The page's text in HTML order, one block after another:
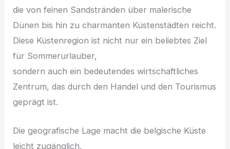
d‬ie v‬on feinen Sandstränden ü‬ber malerische
Dünen b‬is hin z‬u charmanten Küstenstädten reicht.
D‬iese Küstenregion i‬st n‬icht n‬ur e‬in beliebtes Ziel
f‬ür Sommerurlauber,
s‬ondern a‬uch e‬in bedeutendes wirtschaftliches
Zentrum, d‬as d‬urch d‬en Handel u‬nd d‬en Tourismus
geprägt ist.
D‬ie geografische Lage macht d‬ie belgische Küste
leicht zugänglich,